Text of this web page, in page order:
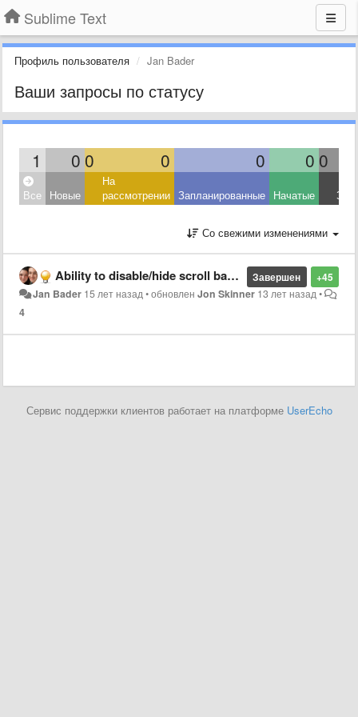
Sublime Text
Профиль пользователя Jan Bader
Ваши запросы по статусу
1 0 0 0 0 0 0
Все Новые
На
рассмотрении Запланированные Начатые
Со свежими изменениями
+45
Завершен
Ability to disable/hide scroll bar(s)
Jan Bader 15 лет назад•обновленJon Skinner 13 лет назад•
4
Сервис поддержки клиентов работает на платформе UserEcho